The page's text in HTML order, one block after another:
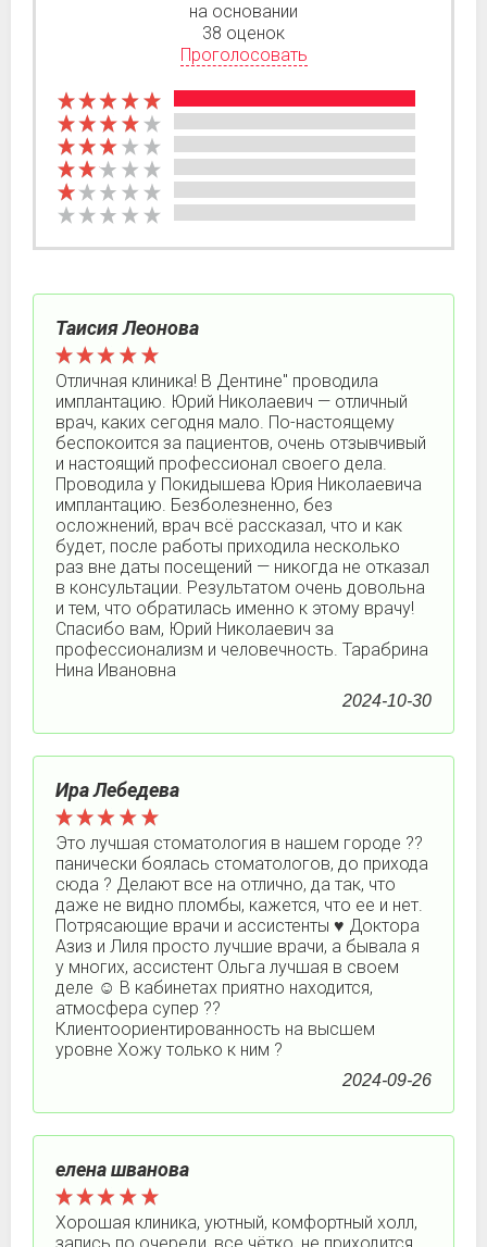
на основании
38 оценок
Проголосовать
Таисия Леонова
Отличная клиника! В Дентине" проводила
имплантацию. Юрий Николаевич — отличный
врач, каких сегодня мало. По-настоящему
беспокоится за пациентов, очень отзывчивый
и настоящий профессионал своего дела.
Проводила у Покидышева Юрия Николаевича
имплантацию. Безболезненно, без
осложнений, врач всё рассказал, что и как
будет, после работы приходила несколько
раз вне даты посещений — никогда не отказал
в консультации. Результатом очень довольна
и тем, что обратилась именно к этому врачу!
Спасибо вам, Юрий Николаевич за
профессионализм и человечность. Тарабрина
Нина Ивановна
2024-10-30
Ира Лебедева
Это лучшая стоматология в нашем городе ??
панически боялась стоматологов, до прихода
сюда ? Делают все на отлично, да так, что
даже не видно пломбы, кажется, что ее и нет.
Потрясающие врачи и ассистенты ♥️ Доктора
Азиз и Лиля просто лучшие врачи, а бывала я
у многих, ассистент Ольга лучшая в своем
деле ☺️ В кабинетах приятно находится,
атмосфера супер ??
Клиентоориентированность на высшем
уровне Хожу только к ним ?
2024-09-26
елена шванова
Хорошая клиника, уютный, комфортный холл,